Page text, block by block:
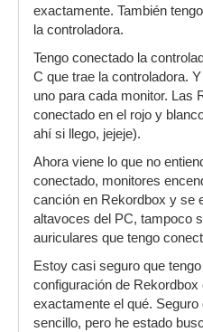
exactamente. También
la controladora.
Tengo conectado la
C que trae la controladora.
uno para cada monitor. Las
conectado en el rojo y
ahí si llego, jejeje).
Ahora viene lo que no
conectado, monitores
canción en Rekordbox y se
altavoces del PC, tampoco
auriculares que tengo
Estoy casi seguro que
configuración de
exactamente el qué.
sencillo, pero he estado